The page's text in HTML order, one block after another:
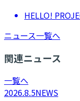
HELLO!
ニュース一覧へ
関連ニュース
一覧へ
2026.8.5NEWS